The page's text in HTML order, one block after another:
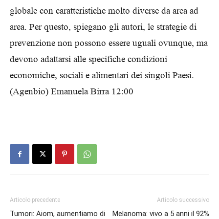
globale con caratteristiche molto diverse da area ad
area. Per questo, spiegano gli autori, le strategie di
prevenzione non possono essere uguali ovunque, ma
devono adattarsi alle specifiche condizioni
economiche, sociali e alimentari dei singoli Paesi.
(Agenbio) Emanuela Birra 12:00
Articolo precedente
Tumori: Aiom, aumentiamo di
Articolo successivo
Melanoma: vivo a 5 anni il 92%